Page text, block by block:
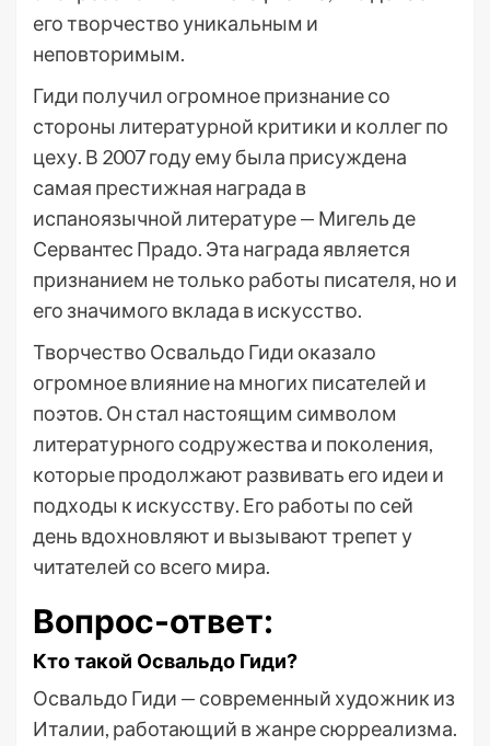
его творчество уникальным и
неповторимым.
Гиди получил огромное признание со
стороны литературной критики и коллег по
цеху. В 2007 году ему была присуждена
самая престижная награда в
испаноязычной литературе — Мигель де
Сервантес Прадо. Эта награда является
признанием не только работы писателя, но и
его значимого вклада в искусство.
Творчество Освальдо Гиди оказало
огромное влияние на многих писателей и
поэтов. Он стал настоящим символом
литературного содружества и поколения,
которые продолжают развивать его идеи и
подходы к искусству. Его работы по сей
день вдохновляют и вызывают трепет у
читателей со всего мира.
Вопрос-ответ:
Кто такой Освальдо Гиди?
Освальдо Гиди — современный художник из
Италии, работающий в жанре сюрреализма.